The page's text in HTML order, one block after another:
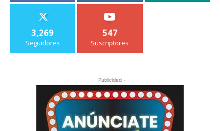
3,269
Seguidores
547
Suscriptores
- Publicidad -